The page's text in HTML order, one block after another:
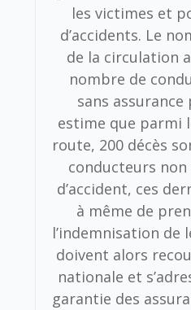
les victimes et
d’accidents. Le
de la circulation
nombre de
sans assurance
estime que parmi
route, 200 décès
conducteurs non
d’accident, ces
à même de
l’indemnisation de
doivent alors
nationale et
garantie des